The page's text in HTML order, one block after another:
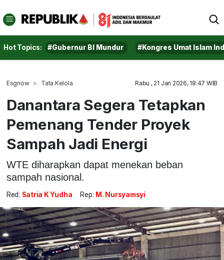
Hot Topics: #Gubernur BI Mundur #Kongres Umat Islam
Esgnow Tata Kelola Rabu , 21 Jan 2026, 18:47 WIB
Danantara Segera Tetapkan
Pemenang Tender Proyek
Sampah Jadi Energi
WTE diharapkan dapat menekan beban
sampah nasional.
Red: Satria K Yudha Rep: M. Nursyamsyi